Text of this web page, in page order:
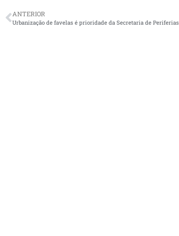
ANTERIOR
Urbanização de favelas é prioridade da Secretaria de Periferias